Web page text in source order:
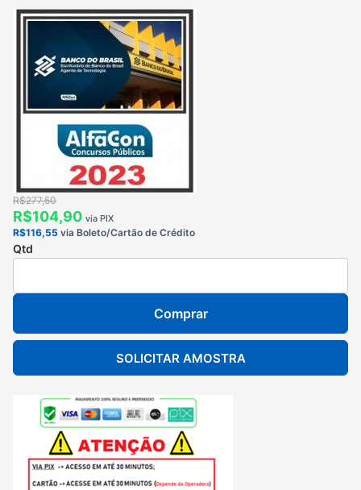
R$277,50
R$104,90 via PIX
R$116,55 via Boleto/Cartão de Crédito
Qtd
Comprar
SOLICITAR AMOSTRA